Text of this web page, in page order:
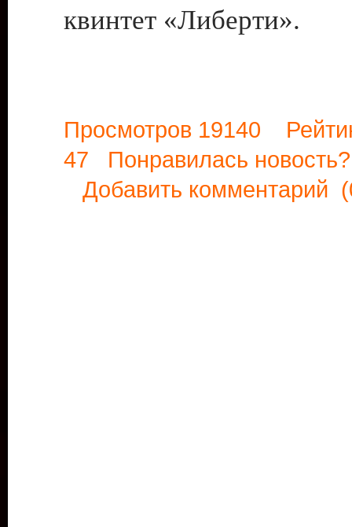
квинтет «Либерти».
Просмотров 19140
47 Понравилась
Добавить комментарий